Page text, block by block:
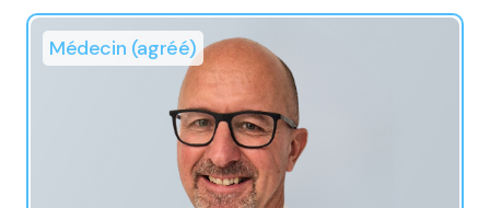
Médecin (agréé)